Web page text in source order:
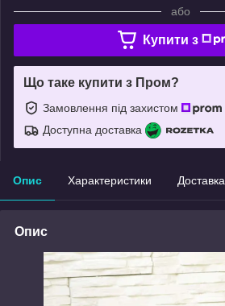
або
Купити з
Що таке купити з Пром?
Замовлення під захистом
Доступна доставка
Опис Характеристики Доставка
Опис